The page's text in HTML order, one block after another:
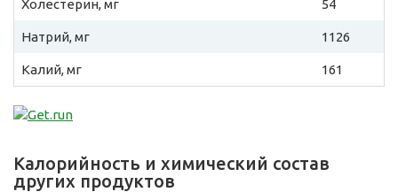
Холестерин, мг 54
Натрий, мг 1126
Калий, мг 161
Калорийность и химический состав
других продуктов